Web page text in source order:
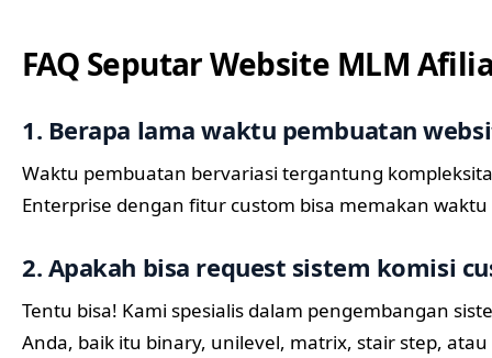
FAQ Seputar Website MLM
1. Berapa lama waktu pembuatan
Waktu pembuatan bervariasi tergantung
Enterprise dengan fitur custom bisa memakan
2. Apakah bisa request sistem komisi
Tentu bisa! Kami spesialis dalam pengembangan
Anda, baik itu binary, unilevel, matrix, stair step,